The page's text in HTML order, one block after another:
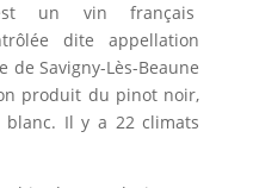
est un vin français
dite appellation
Savigny-Lès-Beaune
produit du pinot noir,
Il y a 22 climats